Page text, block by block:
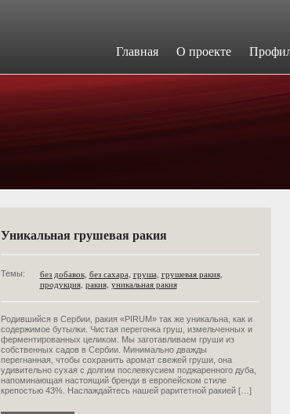
Главная ​О проекте
Уникальная грушевая ракия
Темы: без добавок, без сахара, груша, грушевая ракия,
продукция, ракия, уникальная ракия
Родившийся в Сербии, ракия «PIRUM» так же уникальна, как и
содержимое бутылки. Чистая перегонка груш, измельченных и
ферментированных целиком. Мы заготавливаем груши из
собственных садов в Сербии. Минимально дважды
перегнанная, чтобы сохранить аромат свежей груши, она
удивительно сухая с долгим послевкусием поджаренного дуба,
напоминающая настоящий бренди в европейском стиле
крепостью 43%. Наслаждайтесь нашей раритетной ракией […]